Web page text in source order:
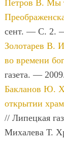
Петров В. Мы
сент. — С. 2. —
Золотарев В.
во времени
газета. —
Бакланов Ю.
открытии
// Липецкая
Михалева Т.